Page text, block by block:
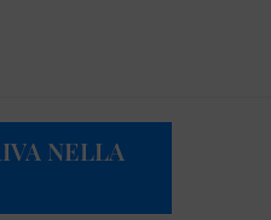
NELLA